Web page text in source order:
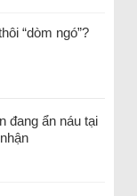
“dòm ngó”?
đang ẩn náu tại